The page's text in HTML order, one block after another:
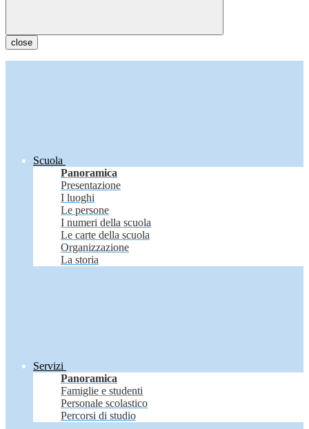
close
Scuola
Panoramica
Presentazione
I luoghi
Le persone
I numeri della scuola
Le carte della scuola
Organizzazione
La storia
Servizi
Panoramica
Famiglie e studenti
Personale scolastico
Percorsi di studio